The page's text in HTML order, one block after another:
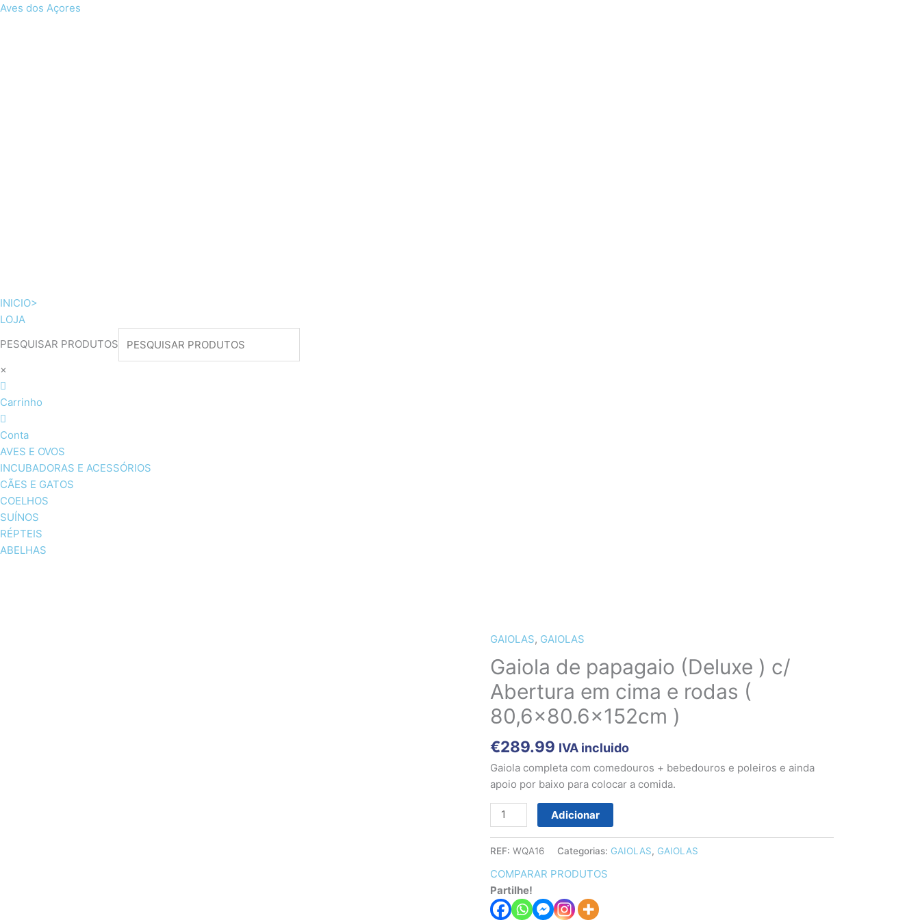
Skip
Aves dos Açores
INICIO>
LOJA
PESQUISAR PRODUTOS
×
Carrinho
Conta
AVES E OVOS
INCUBADORAS E ACESSÓRIOS
CÃES E GATOS
COELHOS
SUÍNOS
RÉPTEIS
ABELHAS
GAIOLAS, GAIOLAS
Gaiola de papagaio (Deluxe ) c/
Abertura em cima e rodas (
80,6×80.6x152cm )
€289.99 IVA incluido
Gaiola completa com comedouros + bebedouros e poleiros e ainda
apoio por baixo para colocar a comida.
Quantidade
de
Gaiola
de
papagaio
(Deluxe
c/
Abertura
em
cima
rodas
(
80,6x80.6x152cm
)
Adicionar
REF: WQA16 Categorias: GAIOLAS, GAIOLAS
COMPARAR PRODUTOS
Partilhe!